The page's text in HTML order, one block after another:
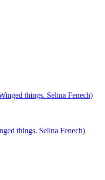
things. Selina Fenech)